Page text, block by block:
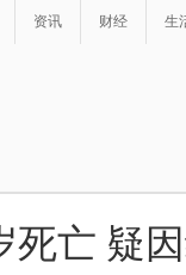
资讯 财经 生
死亡 疑